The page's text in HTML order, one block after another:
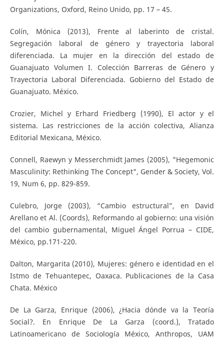
Organizations, Oxford, Reino Unido, pp. 17 – 45.
Colín, Mónica (2013), Frente al laberinto de cristal.
Segregación laboral de género y trayectoria laboral
diferenciada. La mujer en la dirección del estado de
Guanajuato Volumen I. Colección Barreras de Género y
Trayectoria Laboral Diferenciada. Gobierno del Estado de
Guanajuato. México.
Crozier, Michel y Erhard Friedberg (1990), El actor y el
sistema. Las restricciones de la acción colectiva, Alianza
Editorial Mexicana, México.
Connell, Raewyn y Messerchmidt James (2005), "Hegemonic
Masculinity: Rethinking The Concept", Gender & Society, Vol.
19, Num 6, pp. 829-859.
Culebro, Jorge (2003), “Cambio estructural”, en David
Arellano et Al. (Coords), Reformando al gobierno: una visión
del cambio gubernamental, Miguel Ángel Porrua – CIDE,
México, pp.171-220.
Dalton, Margarita (2010), Mujeres: género e identidad en el
Istmo de Tehuantepec, Oaxaca. Publicaciones de la Casa
Chata. México
De La Garza, Enrique (2006), ¿Hacia dónde va la Teoría
Social?. En Enrique De La Garza (coord.), Tratado
Latinoamericano de Sociología México, Anthropos, UAM